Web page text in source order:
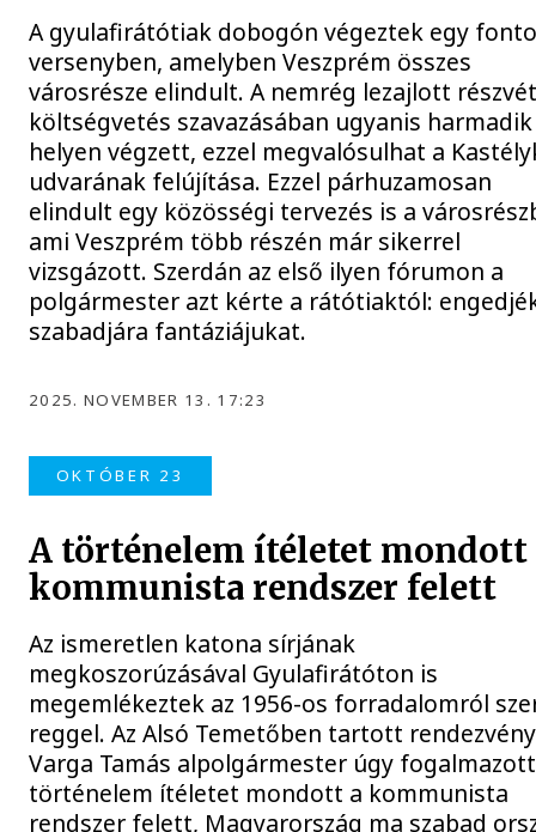
A gyulafirátótiak dobogón végeztek egy
versenyben, amelyben Veszprém összes
városrésze elindult. A nemrég lezajlott
költségvetés szavazásában ugyanis harmadik
helyen végzett, ezzel megvalósulhat a
udvarának felújítása. Ezzel párhuzamosan
elindult egy közösségi tervezés is a
ami Veszprém több részén már sikerrel
vizsgázott. Szerdán az első ilyen fórumon a
polgármester azt kérte a rátótiaktól:
szabadjára fantáziájukat.
2025. NOVEMBER 13. 17:23
OKTÓBER 23
A történelem ítéletet mondott
kommunista rendszer felett
Az ismeretlen katona sírjának
megkoszorúzásával Gyulafirátóton is
megemlékeztek az 1956-os forradalomról
reggel. Az Alsó Temetőben tartott
Varga Tamás alpolgármester úgy
történelem ítéletet mondott a kommunista
rendszer felett, Magyarország ma szabad